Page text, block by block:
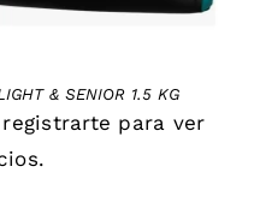
& SENIOR 1.5 KG
registrarte para ver